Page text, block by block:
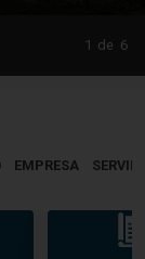
1 de 6
EMPRESA